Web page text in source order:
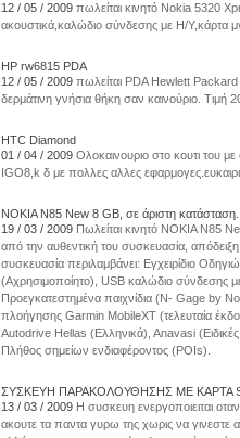
12 / 05 / 2009 πωλείται κινητό Nokia 5320
ακουστικά,καλώδιο σύνδεσης με Η/Υ,κάρτα
HP rw6815 PDA
12 / 05 / 2009 πωλείται PDA Hewlett
δερμάτινη γνήσια θήκη σαν καινούριο. Τιμή
HTC Diamond
01 / 04 / 2009 Ολοκαινουριο στο κουτι του
IGO8,k δ με πολλες αλλες
NOKIA N85 New 8 GB, σε άριστη κατάσταση.
19 / 03 / 2009 Πωλείται κινητό NOKIA N85
από την αυθεντική του συσκευασία,
συσκευασία περιλαμβάνει: Εγχειρίδιο
(Aχρησιμοποίητο), USB καλώδιο σύνδεσης
Προεγκατεστημένα παιχνίδια (Ν- Gage by
πλοήγησης Garmin MobileXT (τελευταία
Autodrive Hellas (Eλληνικά), Anavasi
Πλήθος σημείων ενδιαφέροντος (POIs).
ΣΥΣΚΕΥΗ ΠΑΡΑΚΟΛΟΥΘΗΣΗΣ ΜΕ ΚΑΡΤΑ
13 / 03 / 2009 H συσκευη ενεργοποιειται
ακουτε τα παντα γυρω της χωρις να γινεστε